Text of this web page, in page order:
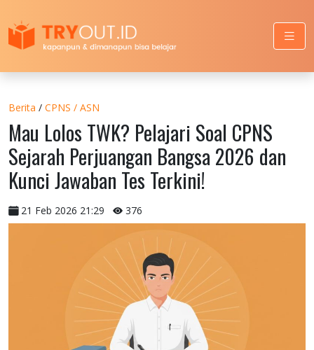
Berita / CPNS / ASN
Mau Lolos TWK? Pelajari Soal CPNS
Sejarah Perjuangan Bangsa 2026 dan
Kunci Jawaban Tes Terkini!
21 Feb 2026 21:29 376